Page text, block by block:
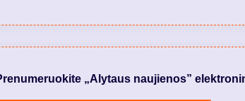
„Alytaus naujienos”